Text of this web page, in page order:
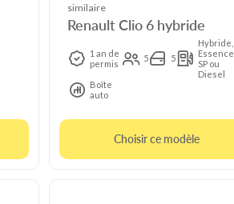
similaire
Renault Clio 6 hybride
1 an de
permis
5 5
Hybride,
Essence
SP ou
Diesel
Boîte
auto
Choisir ce modèle